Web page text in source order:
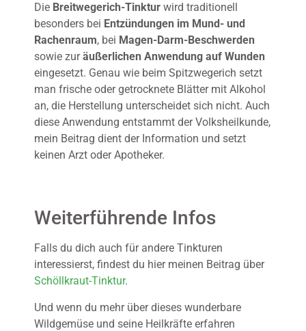
Die Breitwegerich-Tinktur wird traditionell
besonders bei Entzündungen im Mund- und
Rachenraum, bei Magen-Darm-Beschwerden
sowie zuräußerlichen Anwendung auf Wunden
eingesetzt. Genau wie beim Spitzwegerich setzt
man frische oder getrocknete Blätter mit Alkohol
an, die Herstellung unterscheidet sich nicht. Auch
diese Anwendung entstammt der Volksheilkunde,
mein Beitrag dient der Information und setzt
keinen Arzt oder Apotheker.
Weiterführende Infos
Falls du dich auch für andere Tinkturen
interessierst, findest du hier meinen Beitrag über
Schöllkraut-Tinktur.
Und wenn du mehr über dieses wunderbare
Wildgemüse und seine Heilkräfte erfahren